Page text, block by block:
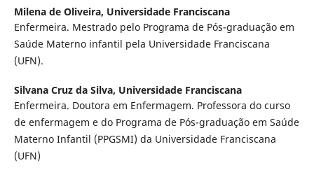
Milena de Oliveira, Universidade Franciscana
Enfermeira. Mestrado pelo Programa de Pós-graduação em
Saúde Materno infantil pela Universidade Franciscana
(UFN).
Silvana Cruz da Silva, Universidade Franciscana
Enfermeira. Doutora em Enfermagem. Professora do curso
de enfermagem e do Programa de Pós-graduação em Saúde
Materno Infantil (PPGSMI) da Universidade Franciscana
(UFN)